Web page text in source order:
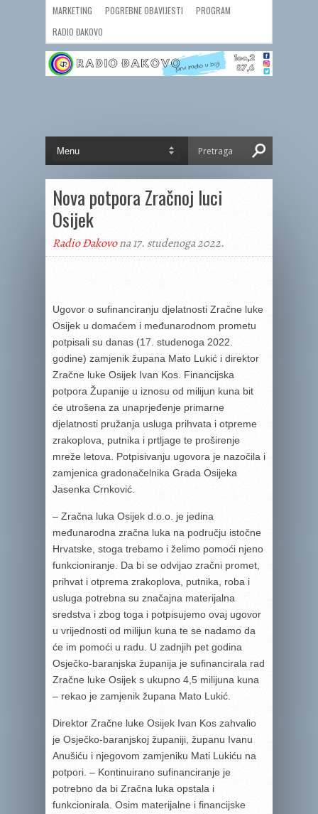
MARKETING POGREBNE OBAVIJESTI
PROGRAM
RADIO ĐAKOVO
Nova potpora Zračnoj luci
Osijek
Radio Đakovona 17. studenoga 2022.
Ugovor o sufinanciranju djelatnosti Zračne luke
Osijek u domaćem i međunarodnom prometu
potpisali su danas (17. studenoga 2022.
godine) zamjenik župana Mato Lukić i direktor
Zračne luke Osijek Ivan Kos. Financijska
potpora Županije u iznosu od milijun kuna bit
će utrošena za unaprjeđenje primarne
djelatnosti pružanja usluga prihvata i otpreme
zrakoplova, putnika i prtljage te proširenje
mreže letova. Potpisivanju ugovora je nazočila i
zamjenica gradonačelnika Grada Osijeka
Jasenka Crnković.
– Zračna luka Osijek d.o.o. je jedina
međunarodna zračna luka na području istočne
Hrvatske, stoga trebamo i želimo pomoći njeno
funkcioniranje. Da bi se odvijao zračni promet,
prihvat i otprema zrakoplova, putnika, roba i
usluga potrebna su značajna materijalna
sredstva i zbog toga i potpisujemo ovaj ugovor
u vrijednosti od milijun kuna te se nadamo da
će im pomoći u radu. U zadnjih pet godina
Osječko-baranjska županija je sufinancirala rad
Zračne luke Osijek s ukupno 4,5 milijuna kuna
– rekao je zamjenik župana Mato Lukić.
Direktor Zračne luke Osijek Ivan Kos zahvalio
je Osječko-baranjskoj županiji, županu Ivanu
Anušiću i njegovom zamjeniku Mati Lukiću na
potpori. – Kontinuirano sufinanciranje je
potrebno da bi Zračna luka opstala i
funkcionirala. Osim materijalne i financijske